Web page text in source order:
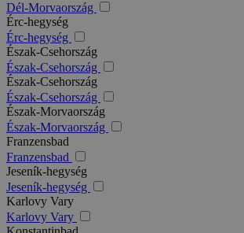
Dél-Morvaország
Érc-hegység
Érc-hegység
Észak-Csehország
Észak-Csehország
Észak-Csehország
Észak-Csehország
Észak-Morvaország
Észak-Morvaország
Franzensbad
Franzensbad
Jeseník-hegység
Jeseník-hegység
Karlovy Vary
Karlovy Vary